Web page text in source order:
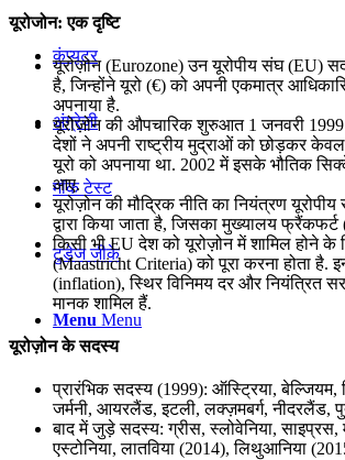
कंप्यूटर
अंग्रेजी
मॉक टेस्ट
टुडेज जीके
Menu Menu
यूरोजोन: एक दृष्टि
यूरोज़ोन (Eurozone) उन यूरोपीय संघ (EU)
है, जिन्होंने यूरो (€) को अपनी एकमात्र
अपनाया है.
यूरोज़ोन की औपचारिक शुरुआत 1 जनवरी
देशों ने अपनी राष्ट्रीय मुद्राओं को छोड़कर
यूरो को अपनाया था. 2002 में इसके भौतिक
आए.
यूरोज़ोन की मौद्रिक नीति का नियंत्रण
द्वारा किया जाता है, जिसका मुख्यालय फ्रैंकफर्ट
किसी भी EU देश को यूरोज़ोन में शामिल होने के
(Maastricht Criteria) को पूरा करना होता है.
(inflation), स्थिर विनिमय दर और नियंत्रित
मानक शामिल हैं.
यूरोज़ोन के सदस्य
प्रारंभिक सदस्य (1999): ऑस्ट्रिया,
जर्मनी, आयरलैंड, इटली, लक्ज़मबर्ग, नीदरलैंड,
बाद में जुड़े सदस्य: ग्रीस, स्लोवेनिया, साइप्रस,
एस्टोनिया, लातविया (2014), लिथुआनिया